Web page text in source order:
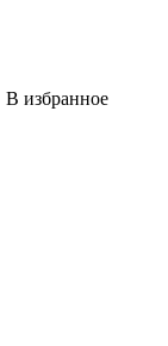
В избранное